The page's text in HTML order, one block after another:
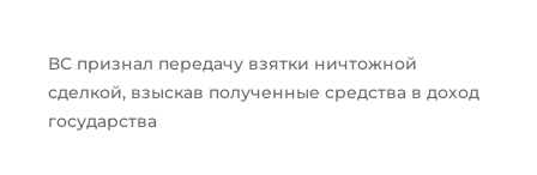
ВС признал передачу взятки ничтожной
сделкой, взыскав полученные средства в доход
государства